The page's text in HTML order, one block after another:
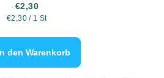
€2,30
Verkaufspreis:
€2,30 / 1 St
den Warenkorb